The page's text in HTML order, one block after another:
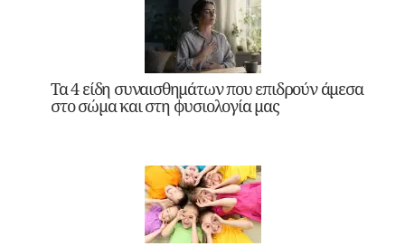
Τα 4 είδη συναισθημάτων που επιδρούν άμεσα
στο σώμα και στη φυσιολογία μας